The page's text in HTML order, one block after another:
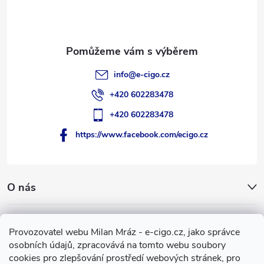
Provozovatel webu Milan Mráz - e-cigo.cz, jako správce
osobních údajů, zpracovává na tomto webu soubory
cookies pro zlepšování prostředí webových stránek, pro
O nás
Facebook
info@e-cigo.cz
+420 602283478
+420 602283478
https://www.facebook.com/ecigo.cz